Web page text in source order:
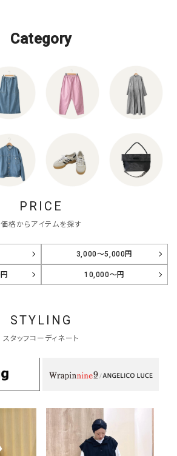
Category
PRICE
価格からアイテムを探す
3,000～5,000円
10,000～円
STYLING
スタッフコーディネート